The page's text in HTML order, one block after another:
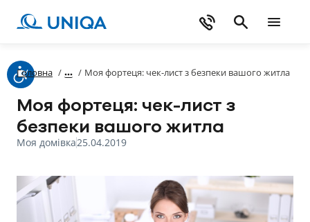
Головна / / Моя фортеця: чек-лист з безпеки вашого житла
Моя фортеця: чек-лист з
безпеки вашого житла
Моя домівка25.04.2019